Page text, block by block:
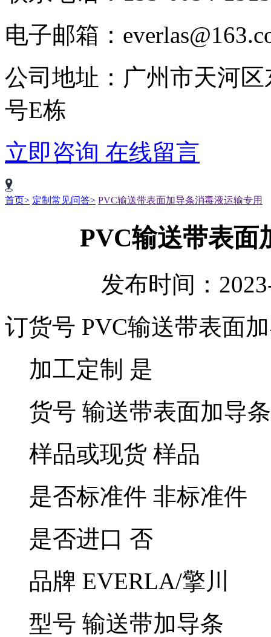
电子邮箱：
公司地址：广州市天河
号E栋
立即咨询 在线留言
首页> 定制常见问答> PVC输送带表面加导条消毒液运输专用
PVC输送带表面
发布时间：
订货号 PVC输送带表面
加工定制 是
货号 输送带表面加导条
样品或现货 样品
是否标准件 非标准件
是否进口 否
品牌 EVERLA/擎川
型号 输送带加导条